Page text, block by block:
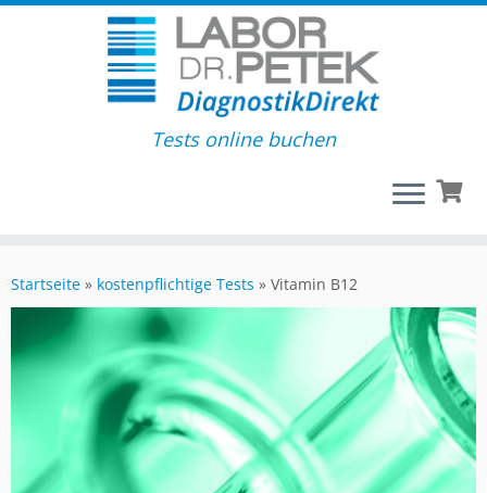
Tests online buchen
Startseite » kostenpflichtige Tests » Vitamin B12